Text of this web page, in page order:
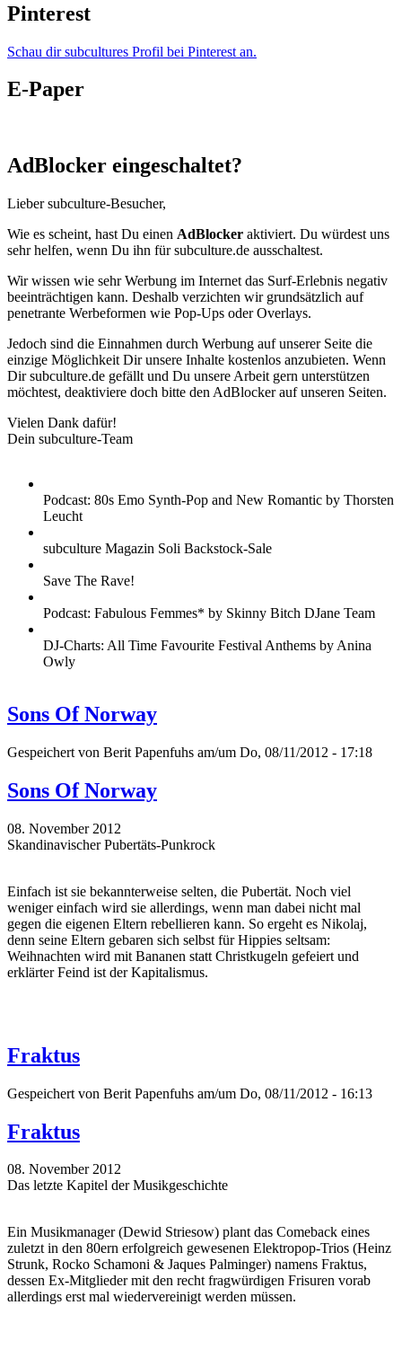
Pinterest
Schau dir subcultures Profil bei Pinterest an.
E-Paper
AdBlocker eingeschaltet?
Lieber subculture-Besucher,
Wie es scheint, hast Du einen AdBlocker aktiviert. Du würdest uns
sehr helfen, wenn Du ihn für subculture.de ausschaltest.
Wir wissen wie sehr Werbung im Internet das Surf-Erlebnis negativ
beeinträchtigen kann. Deshalb verzichten wir grundsätzlich auf
penetrante Werbeformen wie Pop-Ups oder Overlays.
Jedoch sind die Einnahmen durch Werbung auf unserer Seite die
einzige Möglichkeit Dir unsere Inhalte kostenlos anzubieten. Wenn
Dir subculture.de gefällt und Du unsere Arbeit gern unterstützen
möchtest, deaktiviere doch bitte den AdBlocker auf unseren Seiten.
Vielen Dank dafür!
Dein subculture-Team
Podcast: 80s Emo Synth-Pop and New Romantic by Thorsten
Leucht
subculture Magazin Soli Backstock-Sale
Save The Rave!
Podcast: Fabulous Femmes* by Skinny Bitch DJane Team
DJ-Charts: All Time Favourite Festival Anthems by Anina
Owly
Sons Of Norway
Gespeichert von Berit Papenfuhs am/um Do, 08/11/2012 - 17:18
Sons Of Norway
08. November 2012
Skandinavischer Pubertäts-Punkrock
Einfach ist sie bekannterweise selten, die Pubertät. Noch viel
weniger einfach wird sie allerdings, wenn man dabei nicht mal
gegen die eigenen Eltern rebellieren kann. So ergeht es Nikolaj,
denn seine Eltern gebaren sich selbst für Hippies seltsam:
Weihnachten wird mit Bananen statt Christkugeln gefeiert und
erklärter Feind ist der Kapitalismus.
Fraktus
Gespeichert von Berit Papenfuhs am/um Do, 08/11/2012 - 16:13
Fraktus
08. November 2012
Das letzte Kapitel der Musikgeschichte
Ein Musikmanager (Dewid Striesow) plant das Comeback eines
zuletzt in den 80ern erfolgreich gewesenen Elektropop-Trios (Heinz
Strunk, Rocko Schamoni & Jaques Palminger) namens Fraktus,
dessen Ex-Mitglieder mit den recht fragwürdigen Frisuren vorab
allerdings erst mal wiedervereinigt werden müssen.